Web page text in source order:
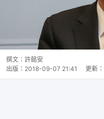
撰文： 許懿安
出版： 2018-09-07 21:41 更新：